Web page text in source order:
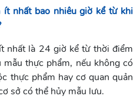
nhất bao nhiêu giờ kể từ khi
nhất là 24 giờ kể từ thời điểm
thực phẩm, nếu không có
thực phẩm hay cơ quan quản
sở có thể hủy mẫu lưu.